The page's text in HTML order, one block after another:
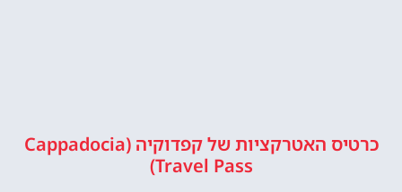
כרטיס האטרקציות של קפדוקיה (Cappadocia
Travel Pass)